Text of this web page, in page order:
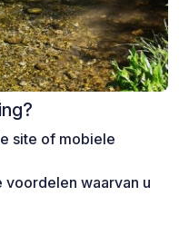
site of mobiele
waarvan u